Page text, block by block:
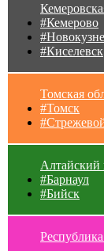
#Кемерово
#Киселевск
Томская
#Томск
Алтайский
#Барнаул
#Бийск